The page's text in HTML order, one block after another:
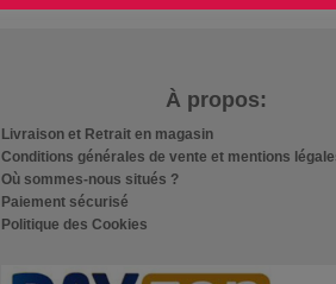
À propos:
Livraison et Retrait en magasin
Conditions générales de vente et mentions
Où sommes-nous situés ?
Paiement sécurisé
Politique des Cookies